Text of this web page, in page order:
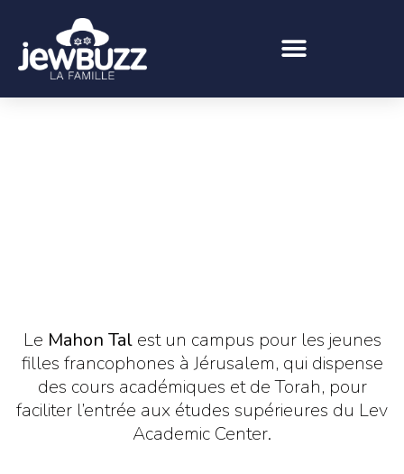
Le Mahon Talest un campus pour les jeunes
filles francophones à Jérusalem, qui dispense
des cours académiques et de Torah, pour
faciliter l’entrée aux études supérieures du Lev
Academic Center.